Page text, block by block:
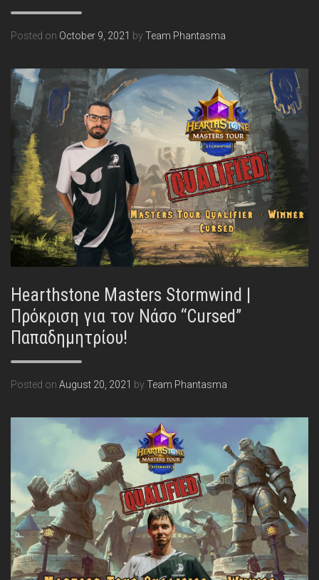
Posted on October 9, 2021 by Team Phantasma
Hearthstone Masters Stormwind |
Πρόκριση για τον Νάσο “Cursed”
Παπαδημητρίου!
Posted on August 20, 2021 by Team Phantasma